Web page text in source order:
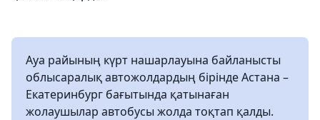
Ауа райының күрт нашарлауына байланысты
облысаралық автожолдардың бірінде Астана –
Екатеринбург бағытында қатынаған
жолаушылар автобусы жолда тоқтап қалды.